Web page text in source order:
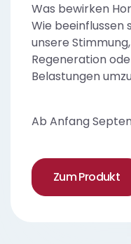
Was bewirken
Wie beeinflussen
unsere
Regeneration
Belastungen
Ab Anfang
Zum Produkt